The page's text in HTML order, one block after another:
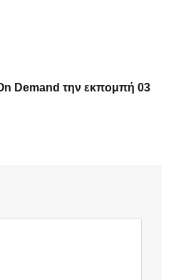
Demand την εκπομπή 03